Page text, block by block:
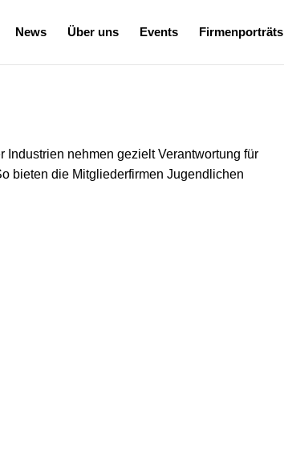
News Über uns Events Firmenporträts
nehmen gezielt Verantwortung für
bieten die Mitgliederfirmen Jugendlichen